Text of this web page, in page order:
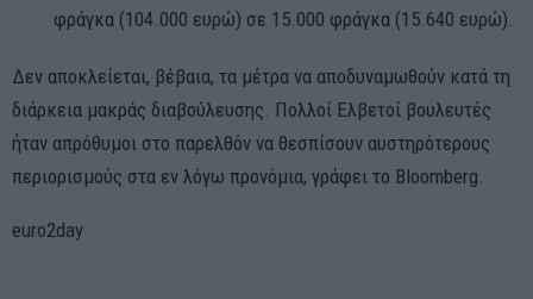
φράγκα (104.000 ευρώ) σε 15.000 φράγκα (15.640 ευρώ).
Δεν αποκλείεται, βέβαια, τα μέτρα να αποδυναμωθούν κατά τη
διάρκεια μακράς διαβούλευσης. Πολλοί Ελβετοί βουλευτές
ήταν απρόθυμοι στο παρελθόν να θεσπίσουν αυστηρότερους
περιορισμούς στα εν λόγω προνόμια, γράφει το Bloomberg.
euro2day